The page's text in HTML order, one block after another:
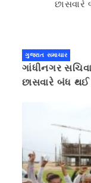
ગુજરાત સમાચાર
ગાંધીનગર
છાસવારે બંધ થઈ